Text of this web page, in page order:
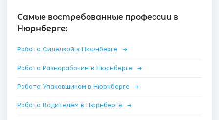
Самые востребованные профессии в
Нюрнберге:
Работа Сиделкой в Нюрнберге →
Работа Разнорабочим в Нюрнберге →
Работа Упаковщиком в Нюрнберге →
Работа Водителем в Нюрнберге →